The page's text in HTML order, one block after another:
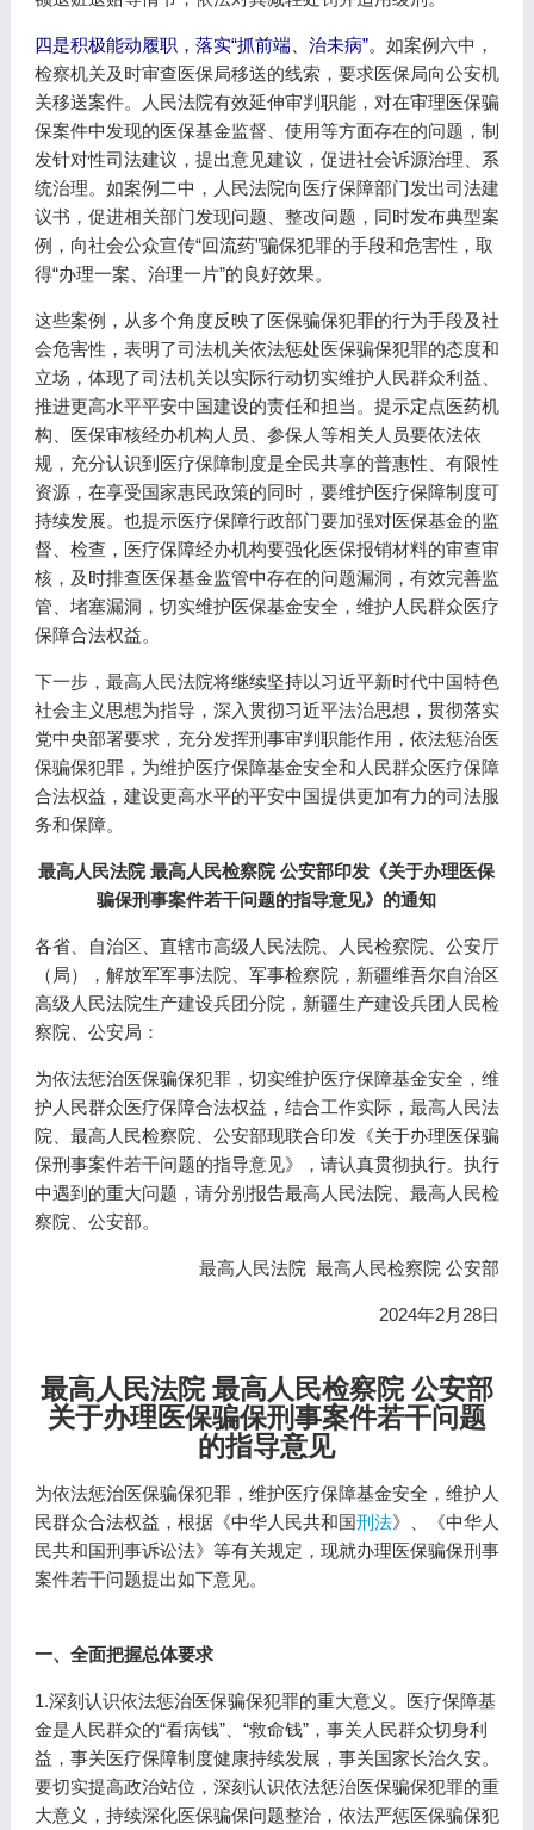
四是积极能动履职，落实“抓前端、治未病”。 如案例六中，
检察机关及时审查医保局移送的线索，要求医保局向公安机
关移送案件。人民法院有效延伸审判职能，对在审理医保骗
保案件中发现的医保基金监督、使用等方面存在的问题，制
发针对性司法建议，提出意见建议，促进社会诉源治理、系
统治理。如案例二中，人民法院向医疗保障部门发出司法建
议书，促进相关部门发现问题、整改问题，同时发布典型案
例，向社会公众宣传“回流药”骗保犯罪的手段和危害性，取
得“办理一案、治理一片”的良好效果。
这些案例，从多个角度反映了医保骗保犯罪的行为手段及社
会危害性，表明了司法机关依法惩处医保骗保犯罪的态度和
立场，体现了司法机关以实际行动切实维护人民群众利益、
推进更高水平平安中国建设的责任和担当。提示定点医药机
构、医保审核经办机构人员、参保人等相关人员要依法依
规，充分认识到医疗保障制度是全民共享的普惠性、有限性
资源，在享受国家惠民政策的同时，要维护医疗保障制度可
持续发展。也提示医疗保障行政部门要加强对医保基金的监
督、检查，医疗保障经办机构要强化医保报销材料的审查审
核，及时排查医保基金监管中存在的问题漏洞，有效完善监
管、堵塞漏洞，切实维护医保基金安全，维护人民群众医疗
保障合法权益。
下一步，最高人民法院将继续坚持以习近平新时代中国特色
社会主义思想为指导，深入贯彻习近平法治思想，贯彻落实
党中央部署要求，充分发挥刑事审判职能作用，依法惩治医
保骗保犯罪，为维护医疗保障基金安全和人民群众医疗保障
合法权益，建设更高水平的平安中国提供更加有力的司法服
务和保障。
最高人民法院 最高人民检察院 公安部印发《关于办理医保
骗保刑事案件若干问题的指导意见》的通知
各省、自治区、直辖市高级人民法院、人民检察院、公安厅
（局），解放军军事法院、军事检察院，新疆维吾尔自治区
高级人民法院生产建设兵团分院，新疆生产建设兵团人民检
察院、公安局：
为依法惩治医保骗保犯罪，切实维护医疗保障基金安全，维
护人民群众医疗保障合法权益，结合工作实际，最高人民法
院、最高人民检察院、公安部现联合印发《关于办理医保骗
保刑事案件若干问题的指导意见》，请认真贯彻执行。执行
中遇到的重大问题，请分别报告最高人民法院、最高人民检
察院、公安部。
最高人民法院 最高人民检察院 公安部
2024年2月28日
最高人民法院 最高人民检察院 公安部
关于办理医保骗保刑事案件若干问题
的指导意见
为依法惩治医保骗保犯罪，维护医疗保障基金安全，维护人
民群众合法权益，根据《中华人民共和国刑法》、《中华人
民共和国刑事诉讼法》等有关规定，现就办理医保骗保刑事
案件若干问题提出如下意见。
一、全面把握总体要求
1.深刻认识依法惩治医保骗保犯罪的重大意义。医疗保障基
金是人民群众的“看病钱”、“救命钱”，事关人民群众切身利
益，事关医疗保障制度健康持续发展，事关国家长治久安。
要切实提高政治站位，深刻认识依法惩治医保骗保犯罪的重
大意义，持续深化医保骗保问题整治，依法严惩医保骗保犯